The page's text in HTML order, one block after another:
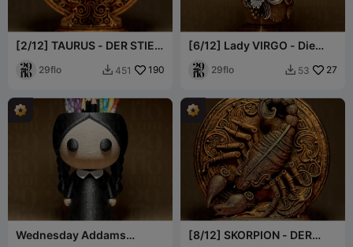
[2/12] TAURUS - DER STIER
29flo  451 190
[6/12] Lady VIRGO - Die
Serie29flo  53 27
Wednesday Addams
[8/12] SKORPION - DER